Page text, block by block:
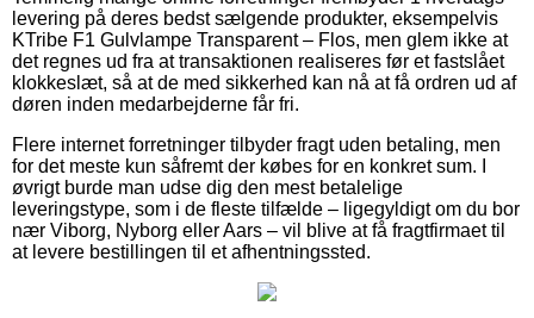
levering på deres bedst sælgende produkter, eksempelvis
KTribe F1 Gulvlampe Transparent – Flos, men glem ikke at
det regnes ud fra at transaktionen realiseres før et fastslået
klokkeslæt, så at de med sikkerhed kan nå at få ordren ud af
døren inden medarbejderne får fri.
Flere internet forretninger tilbyder fragt uden betaling, men
for det meste kun såfremt der købes for en konkret sum. I
øvrigt burde man udse dig den mest betalelige
leveringstype, som i de fleste tilfælde – ligegyldigt om du bor
nær Viborg, Nyborg eller Aars – vil blive at få fragtfirmaet til
at levere bestillingen til et afhentningssted.